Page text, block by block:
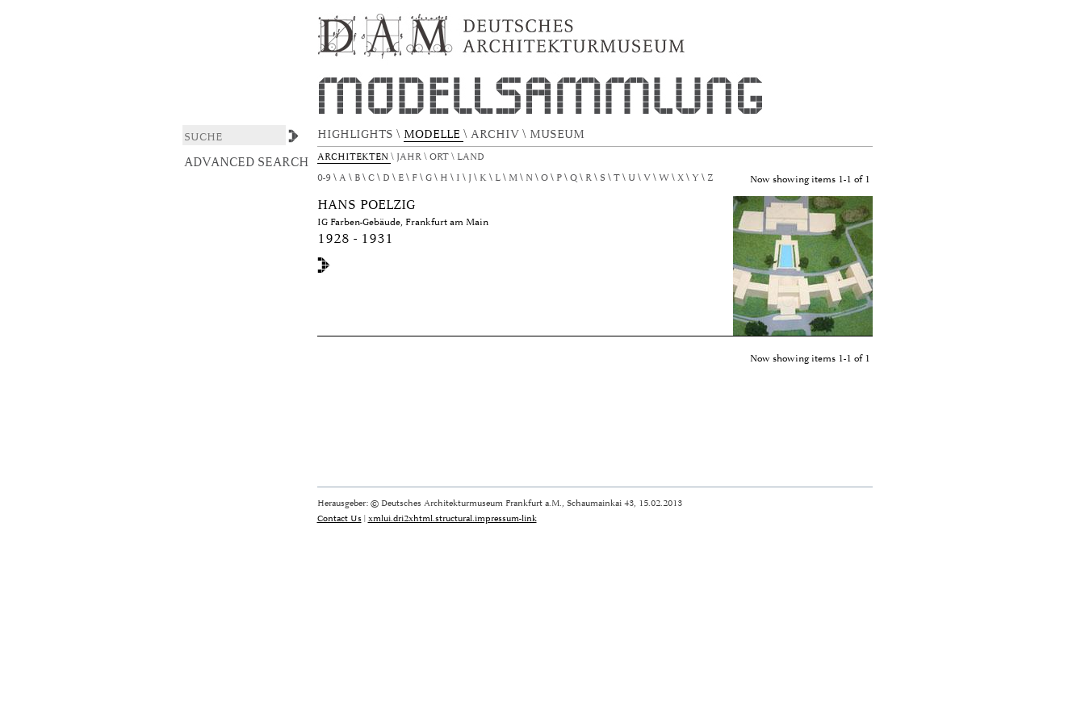
Browsing DAS ARCHITEKTURMODELL by Author "Poelzig, Hans"
HIGHLIGHTS \ MODELLE \ ARCHIV \ MUSEUM
ARCHITEKTEN \ JAHR \ ORT \ LAND
ADVANCED SEARCH
0-9 A B C D E F G H I J K L M N O P Q R S T U V W X Y Z Now showing items 1-1 of 1
HANS POELZIG
IG Farben-Gebäude, Frankfurt am Main
1928 - 1931
Now showing items 1-1 of 1
Herausgeber: © Deutsches Architekturmuseum Frankfurt a.M., Schaumainkai 43, 15.02.2013
Contact Us| xmlui.dri2xhtml.structural.impressum-link